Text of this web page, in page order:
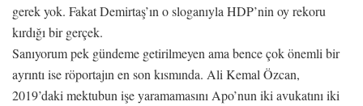
gerek yok. Fakat Demirtaş’ın o sloganıyla HDP’nin oy rekoru
kırdığı bir gerçek.
Sanıyorum pek gündeme getirilmeyen ama bence çok önemli bir
ayrıntı ise röportajın en son kısmında. Ali Kemal Özcan,
2019’daki mektubun işe yaramamasını Apo’nun iki avukatını iki